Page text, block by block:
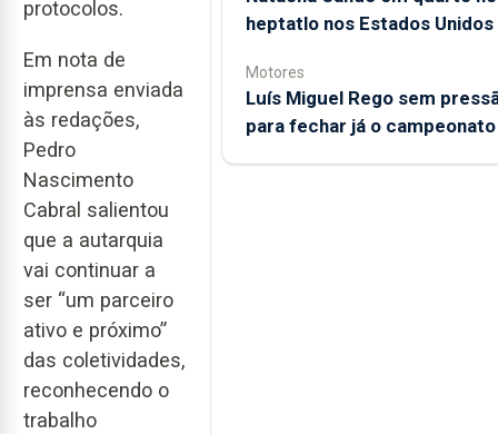
protocolos.
Em nota de
imprensa enviada
às redações,
Pedro
Nascimento
Cabral salientou
que a autarquia
vai continuar a
ser “um parceiro
ativo e próximo”
das coletividades,
reconhecendo o
trabalho
heptatlo nos Estados Unidos
Motores
Luís Miguel Rego sem
para fechar já o campeonato